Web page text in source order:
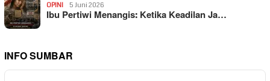
OPINI 5 Juni 2026
Ibu Pertiwi Menangis: Ketika Keadilan Ja…
INFO SUMBAR